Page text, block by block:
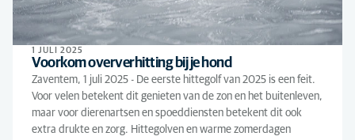
1 JULI 2025
Voorkom oververhitting bij je hond
Zaventem, 1 juli 2025 - De eerste hittegolf van 2025 is een feit.
Voor velen betekent dit genieten van de zon en het buitenleven,
maar voor dierenartsen en spoeddiensten betekent dit ook
extra drukte en zorg. Hittegolven en warme zomerdagen